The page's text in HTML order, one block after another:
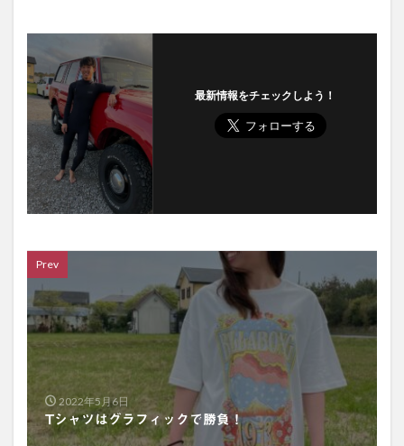
最新情報をチェックしよう！
Prev
2022年5月6日
Tシャツはグラフィックで勝負！